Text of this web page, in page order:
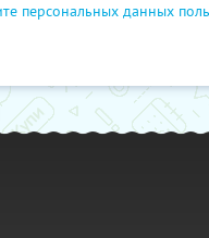
персональных данных